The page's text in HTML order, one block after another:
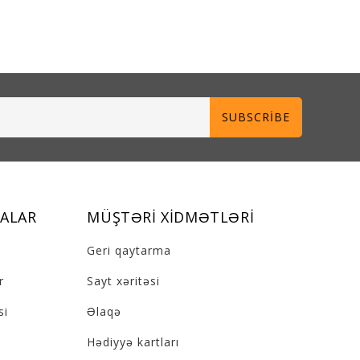
SUBSCRIBE
MÜŞTƏRI XIDMƏTLƏRI
Geri qaytarma
Sayt xəritəsi
Əlaqə
Hədiyyə kartları